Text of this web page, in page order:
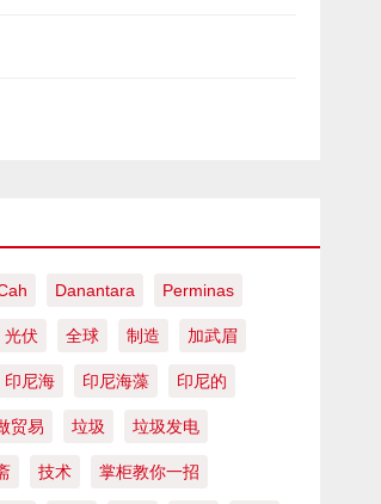
Danantara Perminas
光伏 全球 制造 加武眉
印尼海 印尼海藻 印尼的
贸易 垃圾 垃圾发电
技术 掌柜教你一招